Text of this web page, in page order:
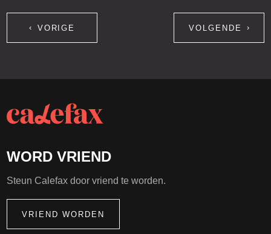
VORIGE VOLGENDE
WORD VRIEND
Steun Calefax door vriend te worden.
VRIEND WORDEN